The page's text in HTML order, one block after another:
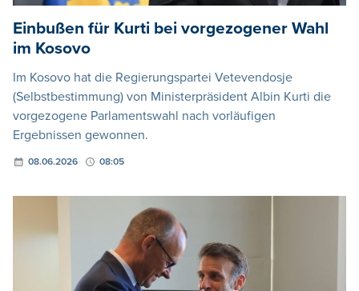
Einbußen für Kurti bei vorgezogener Wahl
im Kosovo
Im Kosovo hat die Regierungspartei Vetevendosje
(Selbstbestimmung) von Ministerpräsident Albin Kurti die
vorgezogene Parlamentswahl nach vorläufigen
Ergebnissen gewonnen.
08.06.2026 08:05